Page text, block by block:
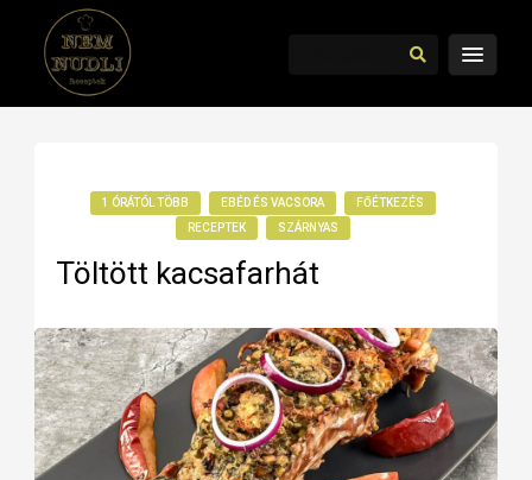
1 ÓRÁTÓL TÖBB EBÉD ÉS VACSORA
FŐÉTKEZÉS
RECEPTEK
SZÁRNYAS
Töltött kacsafarhát